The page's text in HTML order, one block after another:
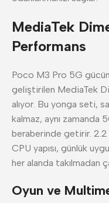
MediaTek
Performans
Poco M3 Pro 5G
geliştirilen MediaTek
alıyor. Bu yonga seti,
kalmaz, aynı zamanda
beraberinde getirir. 2.2
CPU yapısı, günlük
her alanda takılmadan
Oyun ve